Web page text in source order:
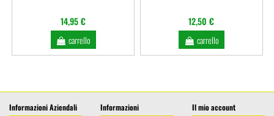
14,95 €
carrello
12,50 €
carrello
Informazioni Aziendali Informazioni Il mio account